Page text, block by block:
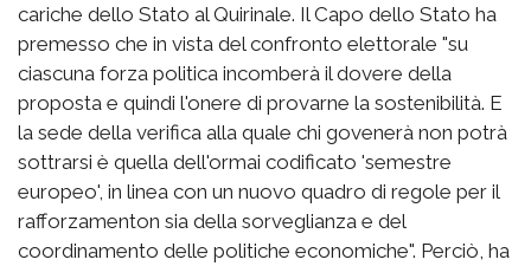
cariche dello Stato al Quirinale. Il Capo dello Stato ha
premesso che in vista del confronto elettorale "su
ciascuna forza politica incomberà il dovere della
proposta e quindi l'onere di provarne la sostenibilità. E
la sede della verifica alla quale chi govenerà non potrà
sottrarsi è quella dell'ormai codificato 'semestre
europeo', in linea con un nuovo quadro di regole per il
rafforzamenton sia della sorveglianza e del
coordinamento delle politiche economiche". Perciò, ha